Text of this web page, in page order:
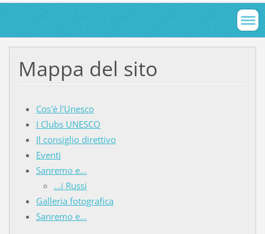
Mappa del sito
Cos'è l'Unesco
I Clubs UNESCO
Il consiglio direttivo
Eventi
Sanremo e...
...i Russi
Galleria fotografica
Sanremo e...